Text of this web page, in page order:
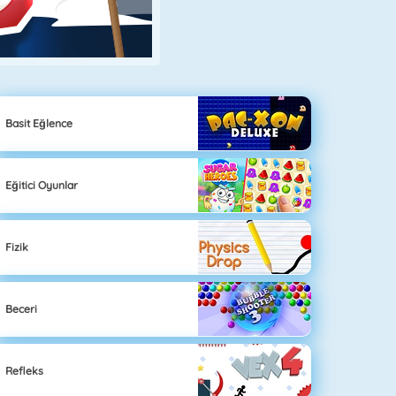
Basit Eğlence
Eğitici Oyunlar
Fizik
Beceri
Refleks